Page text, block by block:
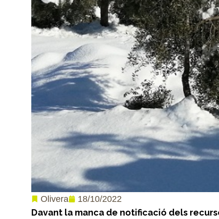
Olivera 18/10/2022
Davant la manca de notificació dels